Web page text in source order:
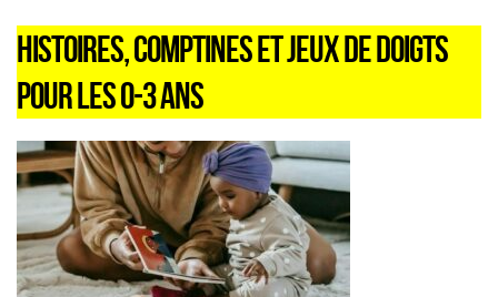
HISTOIRES, COMPTINES ET JEUX DE DOIGTS
POUR LES 0-3 ANS